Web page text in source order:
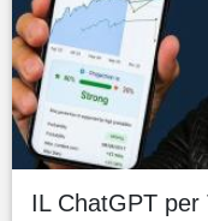
IL ChatGPT per